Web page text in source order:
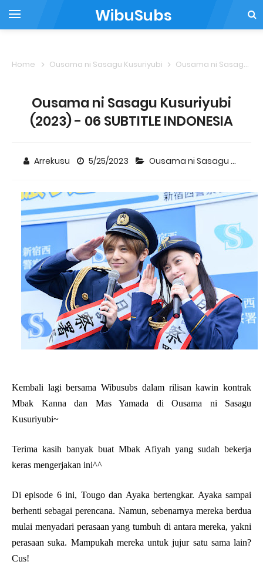
WibuSubs
Home Ousama ni Sasagu Kusuriyubi Ousama ni Sasagu Kusuriyubi (2023) - 06 SUBTITLE INDONESIA
Ousama ni Sasagu Kusuriyubi
(2023) - 06 SUBTITLE INDONESIA
Arrekusu 5/25/2023 Ousama ni Sasagu Kusuriyubi
Kembali lagi bersama Wibusubs dalam rilisan kawin kontrak
Mbak Kanna dan Mas Yamada di Ousama ni Sasagu
Kusuriyubi~
Terima kasih banyak buat Mbak Afiyah yang sudah bekerja
keras mengerjakan ini^^
Di episode 6 ini, Tougo dan Ayaka bertengkar. Ayaka sampai
berhenti sebagai perencana. Namun, sebenarnya mereka berdua
mulai menyadari perasaan yang tumbuh di antara mereka, yakni
perasaan suka. Mampukah mereka untuk jujur satu sama lain?
Cus!